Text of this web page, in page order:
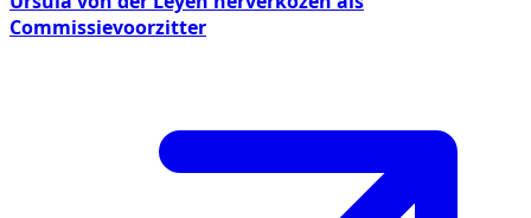
Commissievoorzitter